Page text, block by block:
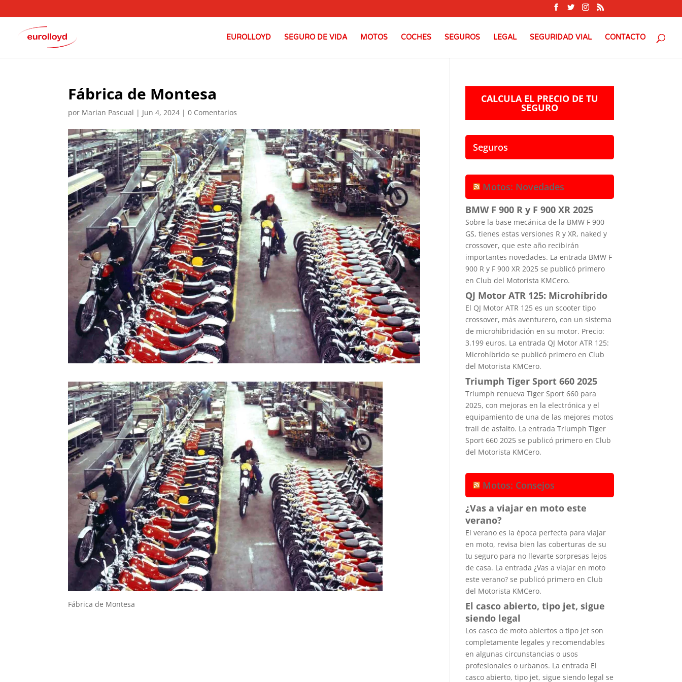
EUROLLOYD SEGURO DE VIDA MOTOS COCHES SEGUROS LEGAL SEGURIDAD VIAL CONTACTO
Fábrica de Montesa
por Marian Pascual | Jun 4, 2024 |0 Comentarios
Fábrica de Montesa
CALCULA EL PRECIO DE TU
SEGURO
Seguros
Motos: Novedades
BMW F 900 R y F 900 XR 2025
Sobre la base mecánica de la BMW F 900
GS, tienes estas versiones R y XR, naked y
crossover, que este año recibirán
importantes novedades. La entrada BMW F
900 R y F 900 XR 2025 se publicó primero
en Club del Motorista KMCero.
QJ Motor ATR 125: Microhíbrido
El QJ Motor ATR 125 es un scooter tipo
crossover, más aventurero, con un sistema
de microhibridación en su motor. Precio:
3.199 euros. La entrada QJ Motor ATR 125:
Microhíbrido se publicó primero en Club
del Motorista KMCero.
Triumph Tiger Sport 660 2025
Triumph renueva Tiger Sport 660 para
2025, con mejoras en la electrónica y el
equipamiento de una de las mejores motos
trail de asfalto. La entrada Triumph Tiger
Sport 660 2025 se publicó primero en Club
del Motorista KMCero.
Motos: Consejos
¿Vas a viajar en moto este
verano?
El verano es la época perfecta para viajar
en moto, revisa bien las coberturas de su
tu seguro para no llevarte sorpresas lejos
de casa. La entrada ¿Vas a viajar en moto
este verano? se publicó primero en Club
del Motorista KMCero.
El casco abierto, tipo jet, sigue
siendo legal
Los casco de moto abiertos o tipo jet son
completamente legales y recomendables
en algunas circunstancias o usos
profesionales o urbanos. La entrada El
casco abierto, tipo jet, sigue siendo legal se